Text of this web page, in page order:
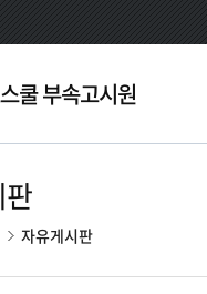
쿨 부속고시원
자유게시판